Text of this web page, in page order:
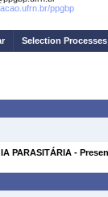
ppgbp
Selection Processes
PARASITÁRIA -